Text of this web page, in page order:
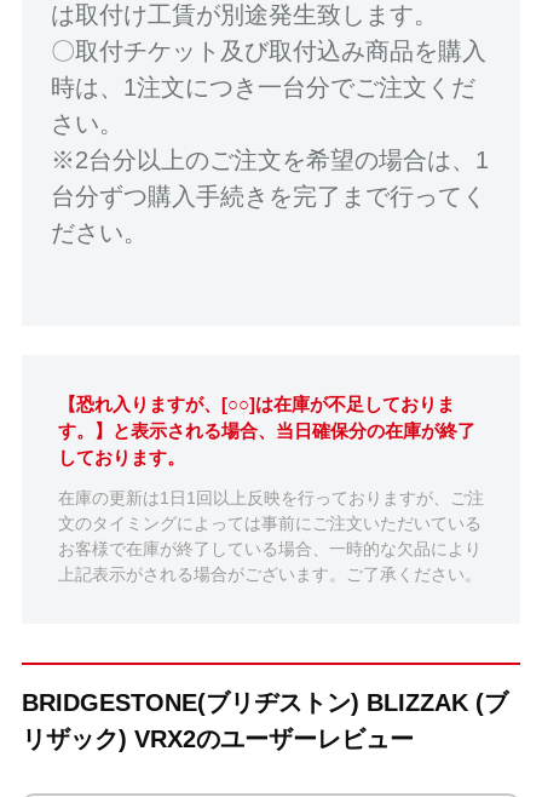
は取付け工賃が別途発生致します。
〇取付チケット及び取付込み商品を購入
時は、1注文につき一台分でご注文くだ
さい。
※2台分以上のご注文を希望の場合は、1
台分ずつ購入手続きを完了まで行ってく
ださい。
【恐れ入りますが、[○○]は在庫が不足しておりま
す。】と表示される場合、当日確保分の在庫が終了
しております。
在庫の更新は1日1回以上反映を行っておりますが、ご注
文のタイミングによっては事前にご注文いただいている
お客様で在庫が終了している場合、一時的な欠品により
上記表示がされる場合がございます。ご了承ください。
BRIDGESTONE(ブリヂストン) BLIZZAK (ブ
リザック) VRX2のユーザーレビュー